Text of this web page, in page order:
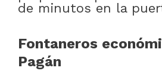
de minutos en la
Fontaneros
Pagán